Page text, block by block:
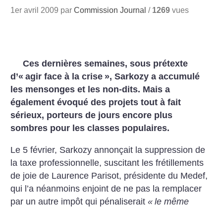
1er avril 2009 parCommission Journal / 1269 vues
Ces dernières semaines, sous prétexte
d’« agir face à la crise », Sarkozy a accumulé
les mensonges et les non-dits. Mais a
également évoqué des projets tout à fait
sérieux, porteurs de jours encore plus
sombres pour les classes populaires.
Le 5 février, Sarkozy annonçait la suppression de
la taxe professionnelle, suscitant les frétillements
de joie de Laurence Parisot, présidente du Medef,
qui l’a néanmoins enjoint de ne pas la remplacer
par un autre impôt qui pénaliserait« le même